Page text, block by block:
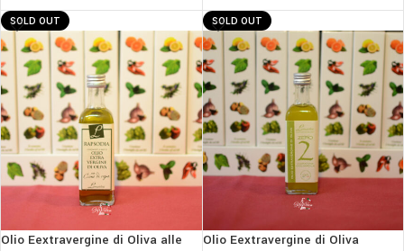
SOLD OUT
Olio Eextravergine di Oliva alle
SOLD OUT
Olio Eextravergine di Oliva